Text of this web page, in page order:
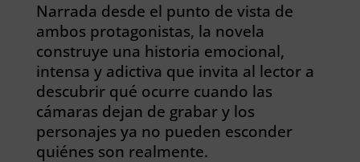
Narrada desde el punto de vista de
ambos protagonistas, la novela
construye una historia emocional,
intensa y adictiva que invita al lector a
descubrir qué ocurre cuando las
cámaras dejan de grabar y los
personajes ya no pueden esconder
quiénes son realmente.